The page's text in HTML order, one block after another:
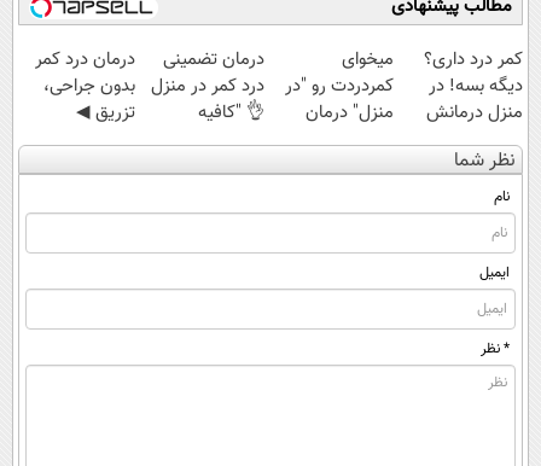
مطالب پیشنهادی
کمر درد داری؟
دیگه بسه! در
منزل درمانش
کن
(◀پرسش‌نامه)
میخوای
کمردردت رو "در
منزل" درمان
کنی؟ (◂فیلم +
◂پرسش‌نامه)
درمان تضمینی
درد کمر در منزل
👌 "کافیه
پرسش‌نامه رو پر
کنی"
درمان درد کمر
بدون جراحی،
تزریق ◀
پرسش‌نامه رو پر
کن ▶
نظر شما
نام
ایمیل
* نظر